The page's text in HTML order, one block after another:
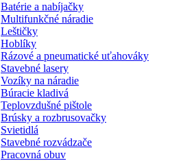
Batérie a nabíjačky
Multifunkčné náradie
Leštičky
Hoblíky
Rázové a pneumatické uťahováky
Stavebné lasery
Vozíky na náradie
Búracie kladivá
Teplovzdušné pištole
Brúsky a rozbrusovačky
Svietidlá
Stavebné rozvádzače
Pracovná obuv